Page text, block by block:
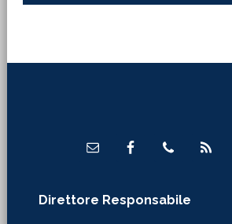
Direttore Responsabile